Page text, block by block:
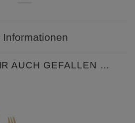
AUCH GEFALLEN …